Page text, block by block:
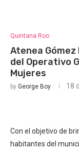
Quintana Roo
Atenea
del Operativo
Mujeres
by George Boy 18
Con el objetivo de
habitantes del